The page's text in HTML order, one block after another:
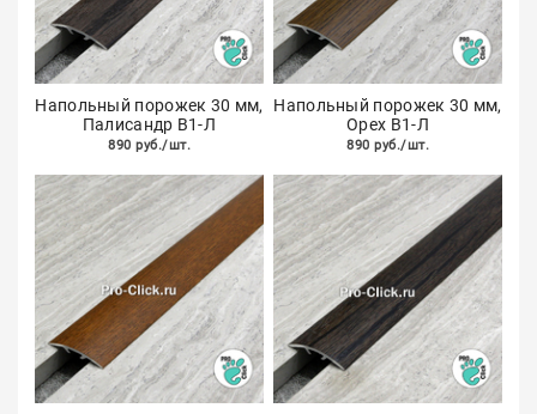
Напольный порожек 30 мм,
Палисандр В1-Л
890 руб./шт.
Напольный порожек 30 мм,
Орех В1-Л
890 руб./шт.